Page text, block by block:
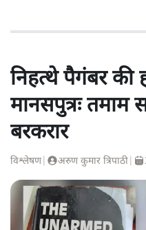
निहत्थे पैगंबर
मानसपुत्रः
बरकरार
विश्लेषण| अरुण कुमार त्रिपाठी